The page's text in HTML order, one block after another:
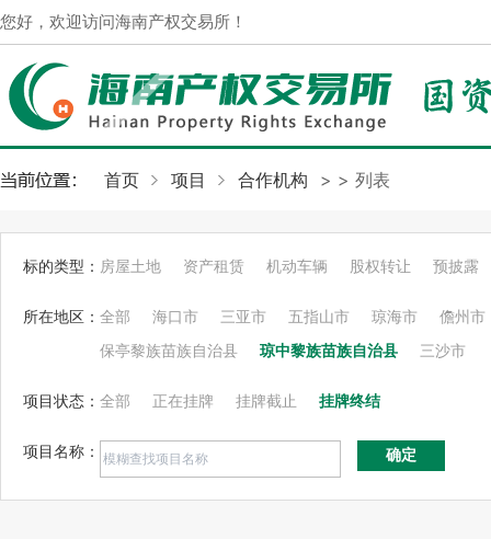
您好，欢迎访问海南产权交易所！
首页 项目 >
合作机构 > 列表
标的类型： 房屋土地 资产租赁 机动车辆 股权转让 预披露
所在地区： 全部 海口市 三亚市 五指山市 琼海市 儋州市
保亭黎族苗族自治县 琼中黎族苗族自治县 三沙市
项目状态： 全部 正在挂牌 挂牌截止 挂牌终结
项目名称： 确定